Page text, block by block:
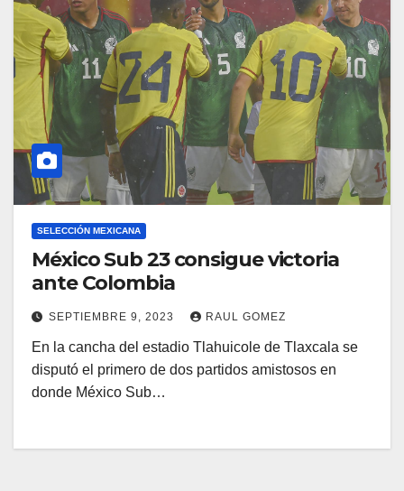
SELECCIÓN MEXICANA
México Sub 23 consigue victoria
ante Colombia
SEPTIEMBRE 9, 2023 RAUL GOMEZ
En la cancha del estadio Tlahuicole de Tlaxcala se
disputó el primero de dos partidos amistosos en
donde México Sub…